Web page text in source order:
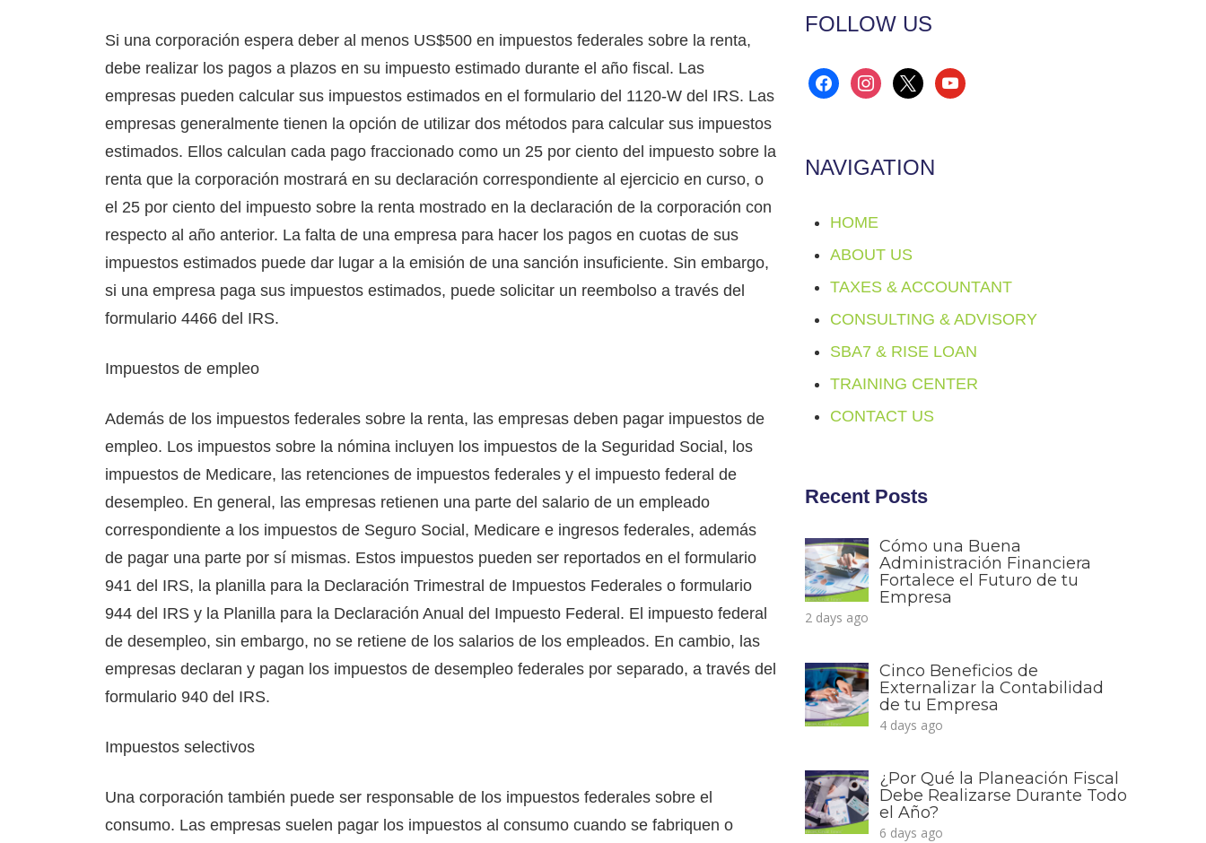
Si una corporación espera deber al menos US$500 en impuestos federales sobre la renta,
debe realizar los pagos a plazos en su impuesto estimado durante el año fiscal. Las
empresas pueden calcular sus impuestos estimados en el formulario del 1120-W del IRS. Las
empresas generalmente tienen la opción de utilizar dos métodos para calcular sus impuestos
estimados. Ellos calculan cada pago fraccionado como un 25 por ciento del impuesto sobre la
renta que la corporación mostrará en su declaración correspondiente al ejercicio en curso, o
el 25 por ciento del impuesto sobre la renta mostrado en la declaración de la corporación con
respecto al año anterior. La falta de una empresa para hacer los pagos en cuotas de sus
impuestos estimados puede dar lugar a la emisión de una sanción insuficiente. Sin embargo,
si una empresa paga sus impuestos estimados, puede solicitar un reembolso a través del
formulario 4466 del IRS.
Impuestos de empleo
Además de los impuestos federales sobre la renta, las empresas deben pagar impuestos de
empleo. Los impuestos sobre la nómina incluyen los impuestos de la Seguridad Social, los
impuestos de Medicare, las retenciones de impuestos federales y el impuesto federal de
desempleo. En general, las empresas retienen una parte del salario de un empleado
correspondiente a los impuestos de Seguro Social, Medicare e ingresos federales, además
de pagar una parte por sí mismas. Estos impuestos pueden ser reportados en el formulario
941 del IRS, la planilla para la Declaración Trimestral de Impuestos Federales o formulario
944 del IRS y la Planilla para la Declaración Anual del Impuesto Federal. El impuesto federal
de desempleo, sin embargo, no se retiene de los salarios de los empleados. En cambio, las
empresas declaran y pagan los impuestos de desempleo federales por separado, a través del
formulario 940 del IRS.
Impuestos selectivos
Una corporación también puede ser responsable de los impuestos federales sobre el
consumo. Las empresas suelen pagar los impuestos al consumo cuando se fabriquen o
FOLLOW US
facebookinstagram
x youtube
NAVIGATION
HOME
ABOUT US
TAXES & ACCOUNTANT
CONSULTING & ADVISORY
SBA7 & RISE LOAN
TRAINING CENTER
CONTACT US
Recent Posts
Cómo una Buena
Administración Financiera
Fortalece el Futuro de tu
Empresa
2 days ago
Cinco Beneficios de
Externalizar la Contabilidad
de tu Empresa
4 days ago
¿Por Qué la Planeación Fiscal
Debe Realizarse Durante Todo
el Año?
6 days ago